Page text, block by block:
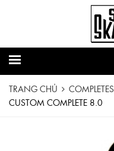
TRANG CHỦ COMPLETES
CUSTOM COMPLETE 8.0